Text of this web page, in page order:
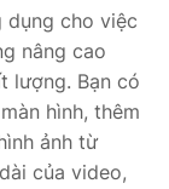
dụng cho việc
nâng cao
lượng. Bạn có
hình, thêm
ảnh từ
của video,